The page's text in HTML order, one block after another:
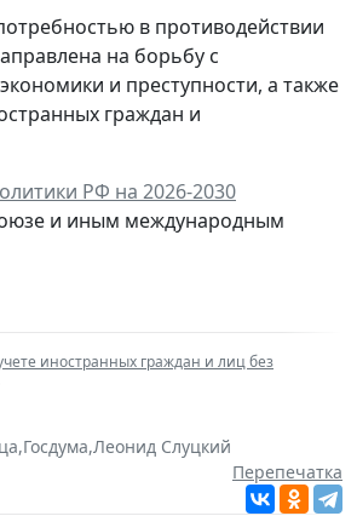
в противодействии
на борьбу с
и преступности, а также
граждан и
РФ на 2026-2030
и иным международным
иностранных граждан и лиц без
,Госдума,Леонид Слуцкий
Перепечатка